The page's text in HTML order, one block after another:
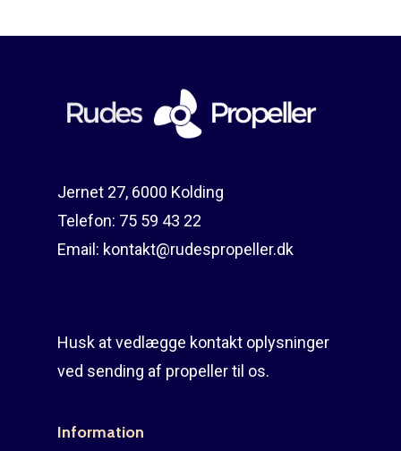
Jernet 27, 6000 Kolding
Telefon: 75 59 43 22
Email: kontakt@rudespropeller.dk
Husk at vedlægge kontakt oplysninger
ved sending af propeller til os.
Information